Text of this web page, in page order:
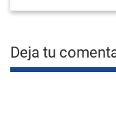
Deja tu